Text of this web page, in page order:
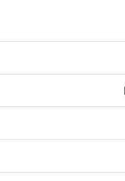
tworzenia gotowych
oryginalnych bądź
dostosować projekt
albo wprowadzenie
indywidualnego